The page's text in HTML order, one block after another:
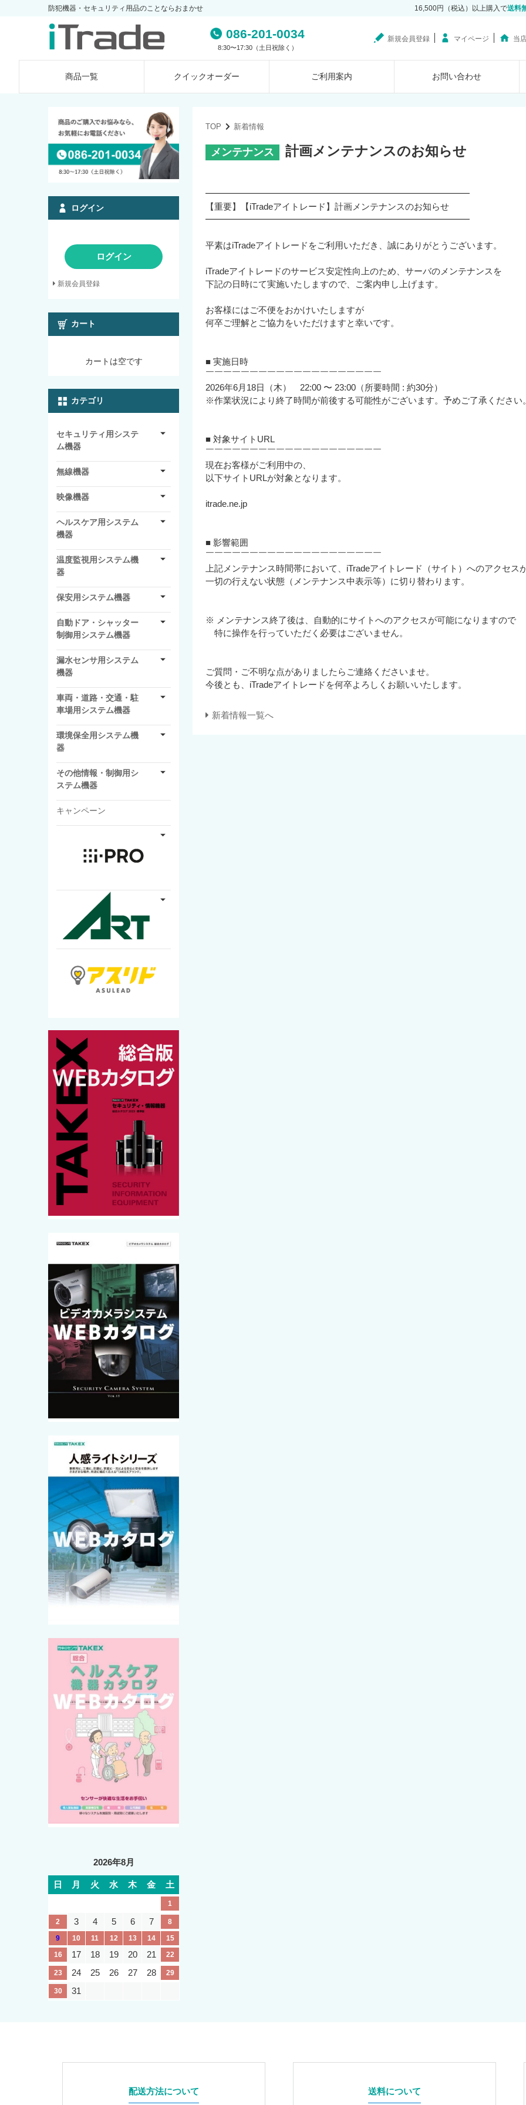
防犯機器・セキュリティ用品のことならおまかせ 16,500円（税込）以上購入で送料
086-201-0034
8:30〜17:30（土日祝除く）
新規会員登録 マイページ 当
商品一覧 クイックオーダー ご利用案内 お問い合わせ
TOP 新着情報
メンテナンス 計画メンテナンスのお知らせ
━━━━━━━━━━━━━━━━━━━━━━━━━━━━━━
【重要】【iTradeアイトレード】計画メンテナンスのお知らせ
━━━━━━━━━━━━━━━━━━━━━━━━━━━━━━
平素はiTradeアイトレードをご利用いただき、誠にありがとうございます。
iTradeアイトレードのサービス安定性向上のため、サーバのメンテナンスを
下記の日時にて実施いたしますので、ご案内申し上げます。
お客様にはご不便をおかけいたしますが
何卒ご理解とご協力をいただけますと幸いです。
■ 実施日時
￣￣￣￣￣￣￣￣￣￣￣￣￣￣￣￣￣￣￣￣
2026年6月18日（木） 22:00 〜 23:00（所要時間 : 約30分）
※作業状況により終了時間が前後する可能性がございます。予めご了承ください
■ 対象サイトURL
￣￣￣￣￣￣￣￣￣￣￣￣￣￣￣￣￣￣￣￣
現在お客様がご利用中の、
以下サイトURLが対象となります。
itrade.ne.jp
■ 影響範囲
￣￣￣￣￣￣￣￣￣￣￣￣￣￣￣￣￣￣￣￣
上記メンテナンス時間帯において、iTradeアイトレード（サイト）へのアクセス
一切の行えない状態（メンテナンス中表示等）に切り替わります。
※ メンテナンス終了後は、自動的にサイトへのアクセスが可能になりますので
特に操作を行っていただく必要はございません。
ご質問・ご不明な点がありましたらご連絡くださいませ。
今後とも、iTradeアイトレードを何卒よろしくお願いいたします。
新着情報一覧へ
ログイン
ログイン
新規会員登録
カート
カートは空です
カテゴリ
セキュリティ用システ
ム機器
無線機器
映像機器
ヘルスケア用システム
機器
温度監視用システム機
器
保安用システム機器
自動ドア・シャッター
制御用システム機器
漏水センサ用システム
機器
車両・道路・交通・駐
車場用システム機器
環境保全用システム機
器
その他情報・制御用シ
ステム機器
キャンペーン
2026年8月
日 月 火 水 木 金 土
1
2 3 4 5 6 7
8
9
10 11 12 13 14
15
16
17 18 19 20 21 22
23 24 25 26 27 28 29
30 31
配送方法について 送料について